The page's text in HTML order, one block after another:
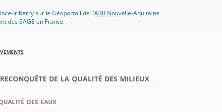
Iriberry sur le Géoportail de l'ARB Nouvelle-Aquitaine
des SAGE en France
de la qualité des milieux
des eaux